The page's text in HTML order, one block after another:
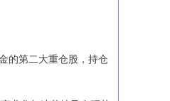
的第二大重仓股，持仓